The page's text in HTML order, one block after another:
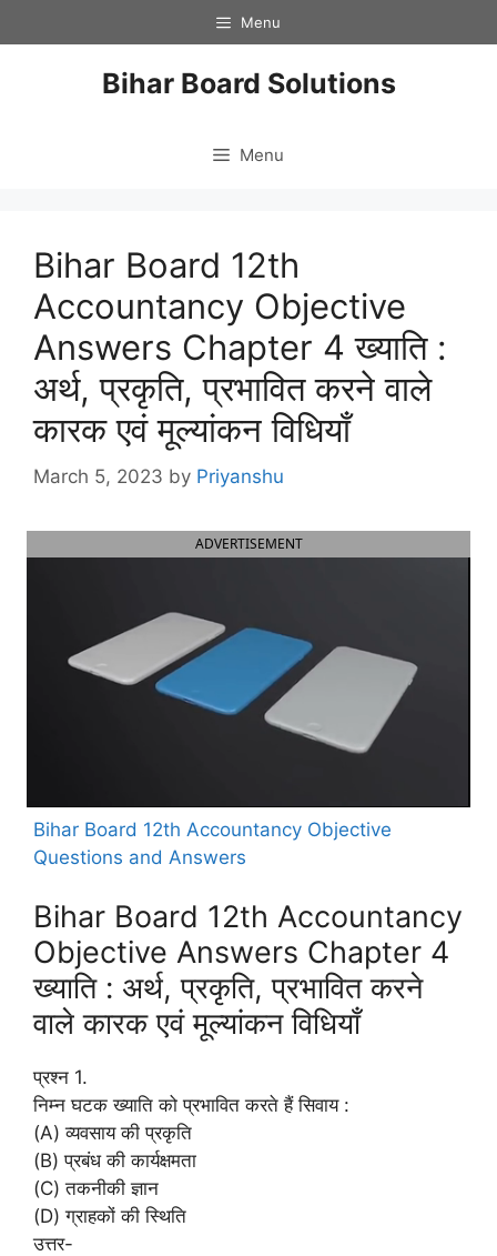
to
Menu
Bihar Board Solutions
Menu
Bihar Board 12th
Accountancy Objective
Answers Chapter 4 ख्याति :
अर्थ, प्रकृति, प्रभावित करने वाले
कारक एवं मूल्यांकन विधियाँ
March 5, 2023 by Priyanshu
ADVERTISEMENT
Bihar Board 12th Accountancy Objective
Questions and Answers
Bihar Board 12th Accountancy
Objective Answers Chapter 4
ख्याति : अर्थ, प्रकृति, प्रभावित करने
वाले कारक एवं मूल्यांकन विधियाँ
प्रश्न 1.
निम्न घटक ख्याति को प्रभावित करते हैं सिवाय :
(A) व्यवसाय की प्रकृति
(B) प्रबंध की कार्यक्षमता
(C) तकनीकी ज्ञान
(D) ग्राहकों की स्थिति
उत्तर-